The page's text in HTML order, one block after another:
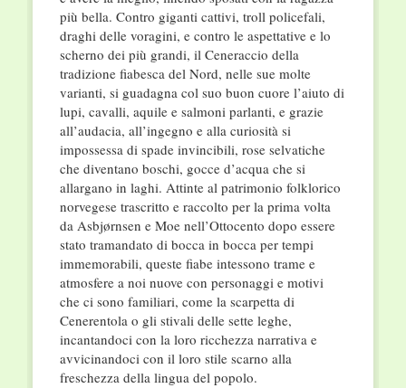
più bella. Contro giganti cattivi, troll policefali,
draghi delle voragini, e contro le aspettative e lo
scherno dei più grandi, il Cene­raccio della
tradizione fiabesca del Nord, nelle sue molte
varianti, si guadagna col suo buon cuore l’aiuto di
lupi, cavalli, aquile e salmoni parlanti, e grazie
all’audacia, all’ingegno e alla curiosità si
impossessa di spade invincibili, rose selvatiche
che diventano boschi, gocce d’acqua che si
allargano in laghi. Attinte al patrimonio folklorico
norvegese trascritto e raccolto per la prima volta
da Asbjørnsen e Moe nell’Ottocento dopo essere
stato tramandato di bocca in bocca per tempi
immemorabili, queste fiabe intessono trame e
atmosfere a noi nuove con personaggi e motivi
che ci sono familiari, come la scarpetta di
Cenerentola o gli stivali delle sette leghe,
incantandoci con la loro ricchezza narrativa e
avvicinandoci con il loro stile scarno alla
freschezza della lingua del popolo.